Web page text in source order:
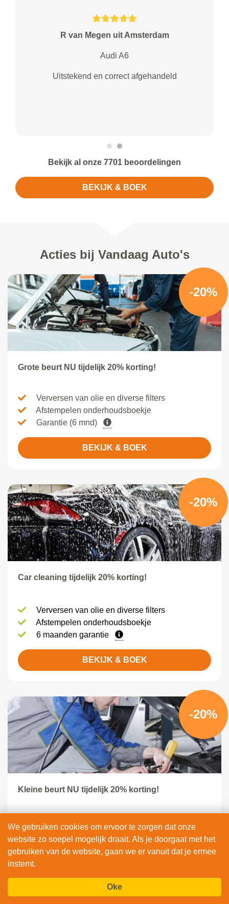
R van Megen uit Amsterdam
Audi A6
Uitstekend en correct afgehandeld
Bekijk al onze 7701 beoordelingen
BEKIJK & BOEK
Acties bij Vandaag Auto's
-20%
Grote beurt NU tijdelijk 20% korting!
Verversen van olie en diverse filters
Afstempelen onderhoudsboekje
Garantie (6 mnd)
BEKIJK & BOEK
-20%
Car cleaning tijdelijk 20% korting!
Verversen van olie en diverse filters
Afstempelen onderhoudsboekje
6 maanden garantie
BEKIJK & BOEK
-20%
Kleine beurt NU tijdelijk 20% korting!
Afstempelen onderhoudsboekje
6 maanden garantie
We gebruiken cookies om ervoor te zorgen dat onze
website zo soepel mogelijk draait. Als je doorgaat met het
gebruiken van de website, gaan we er vanuit dat je ermee
instemt.
Oke